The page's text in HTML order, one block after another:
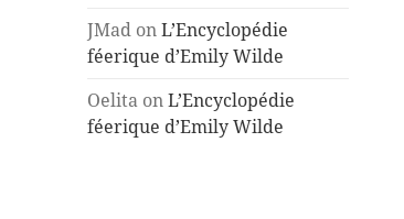
JMad onL’Encyclopédie
féerique d’Emily Wilde
Oelita onL’Encyclopédie
féerique d’Emily Wilde